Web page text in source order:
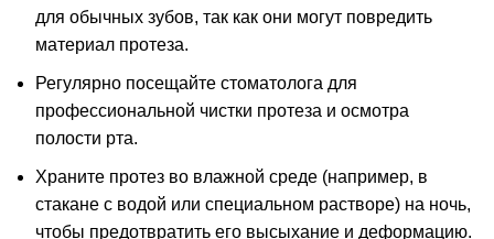
для обычных зубов, так как они могут повредить
материал протеза.
Регулярно посещайте стоматолога для
профессиональной чистки протеза и осмотра
полости рта.
Храните протез во влажной среде (например, в
стакане с водой или специальном растворе) на ночь,
чтобы предотвратить его высыхание и деформацию.